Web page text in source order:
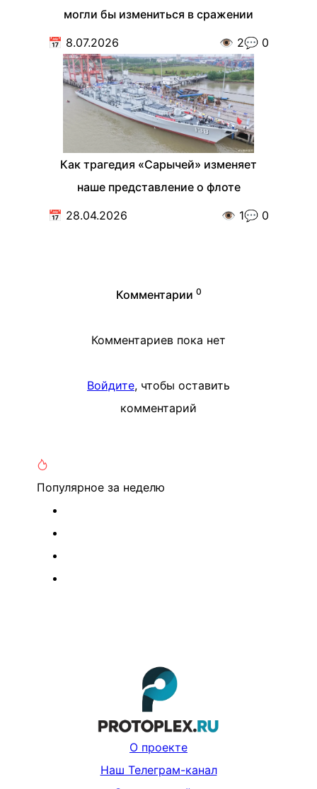
могли бы измениться в сражении
📅 8.07.2026 👁️ 2💬 0
Как трагедия «Сарычей» изменяет
наше представление о флоте
📅 28.04.2026 👁️ 1💬 0
Комментарии 0
Комментариев пока нет
Войдите, чтобы оставить
комментарий
Популярное за неделю
О проекте
Наш Телеграм-канал